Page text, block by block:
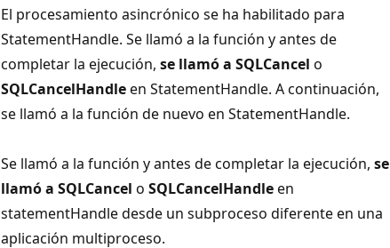
El procesamiento asincrónico se ha habilitado para
StatementHandle. Se llamó a la función y antes de
completar la ejecución, se llamó a SQLCancel o
SQLCancelHandleen StatementHandle. A continuación,
se llamó a la función de nuevo en StatementHandle.
Se llamó a la función y antes de completar la ejecución, se
llamó a SQLCancel o SQLCancelHandleen
statementHandledesde un subproceso diferente en una
aplicación multiproceso.